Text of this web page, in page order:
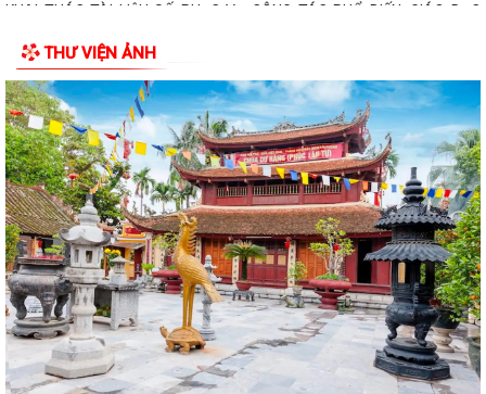
KHAI THÁC TÀI LIỆU SỐ PHỤC VỤ CÔNG TÁC PHỔ BIẾN, GIÁO DỤC
BIỂU DƯƠNG HÀNH ĐỘNG ĐẸP: NHẶT ĐƯỢC CỦA RƠI, TRẢ LẠI NGƯỜI
ĐÁNH MẤT
DUY TRÌ XỬ LÝ THƯỜNG XUYÊN, KIÊN QUYẾT KHÔNG ĐỂ TÁI LẤN
CHIẾM LÒNG ĐƯỜNG, VỈA HÈ
PHƯỜNG LÊ THANH NGHỊ: LAN TỎA HIỆU QUẢ TỪ MÔ HÌNH "NGÀY
THỨ TƯ KHÔNG HẸN" VÀ "NGÀY THỨ NĂM SẺ CHIA"
CHỦ ĐỘNG PHÒNG, CHỐNG BỆNH SỐT XUẤT HUYẾT
ĐẨY MẠNH TUYÊN TRUYỀN CÔNG TÁC DÂN SỐ TRONG TÌNH HÌNH MỚI
BAN THƯỜNG VỤ ĐẢNG ỦY PHƯỜNG LÊ THANH NGHỊ XEM XÉT, CHO Ý
THƯ VIỆN ẢNH